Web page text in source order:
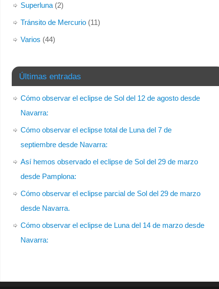
Superluna(2)
Tránsito de Mercurio(11)
Varios (44)
Últimas entradas
Cómo observar el eclipse de Sol del 12 de agosto desde
Navarra:
Cómo observar el eclipse total de Luna del 7 de
septiembre desde Navarra:
Así hemos observado el eclipse de Sol del 29 de marzo
desde Pamplona:
Cómo observar el eclipse parcial de Sol del 29 de marzo
desde Navarra.
Cómo observar el eclipse de Luna del 14 de marzo desde
Navarra: